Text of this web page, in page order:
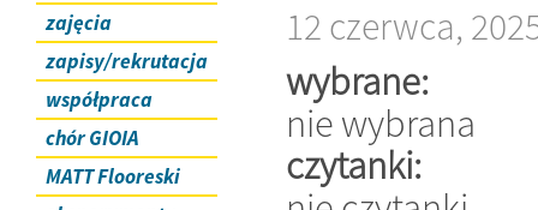
zajęcia
zapisy/rekrutacja
współpraca
chór GIOIA
MATT Flooreski
12 czerwca,
wybrane:
nie wybrana
czytanki: